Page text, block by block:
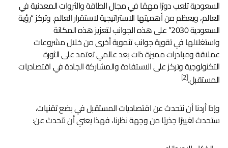
السعودية تلعب دورًا مهمًا في مجال الطاقة والثروات المعدنية في
العالم، ويعظم من أهميتها الاستراتيجية لاستقرار العالم. وتركز “رؤية
السعودية 2030” على هذه الجوانب لتعزيز هذه المكانة
واستغلالها في تقوية جوانب تنموية أخرى من خلال مشروعات
عملاقة ومبادرات مميزة ذات بعد عالمي تعتمد على الثورة
التكنولوجية وتركز على الاستفادة والمشاركة الجادة في اقتصاديات
المستقبل.[2]
وإذا أردنا أن نتحدث عن اقتصاديات المستقبل في بضع تقنيات،
ستحدث تغييرًا جذريًا من وجهة نظرنا، فهذا يعني أن نتحدث عن: